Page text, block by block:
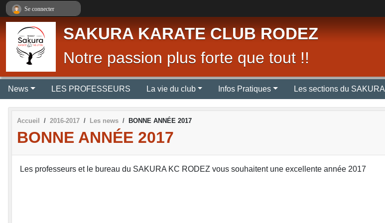
SAKURA KARATE CLUB RODEZ
Notre passion plus forte que tout !!
News LES PROFESSEURS La vie du club Infos Pratiques Les sections du SAKURA
Accueil 2016-2017 Les news BONNE ANNÉE 2017
BONNE ANNÉE 2017
Les professeurs et le bureau du SAKURA KC RODEZ vous souhaitent une excellente année 2017
Se connecter
Panneau de gestion des cookies